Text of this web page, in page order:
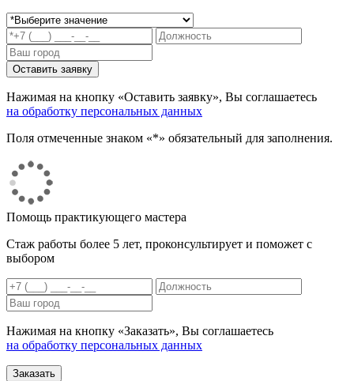
Нажимая на кнопку «Оставить заявку», Вы соглашаетесь
на обработку персональных данных
Поля отмеченные знаком «*» обязательный для заполнения.
Помощь практикующего мастера
Стаж работы более 5 лет, проконсультирует и поможет с
выбором
Нажимая на кнопку «Заказать», Вы соглашаетесь
на обработку персональных данных